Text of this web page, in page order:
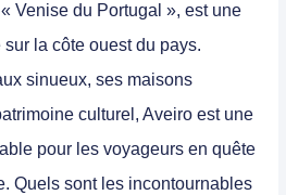
Venise du Portugal », est une
la côte ouest du pays.
sinueux, ses maisons
culturel, Aveiro est une
pour les voyageurs en quête
Quels sont les incontournables